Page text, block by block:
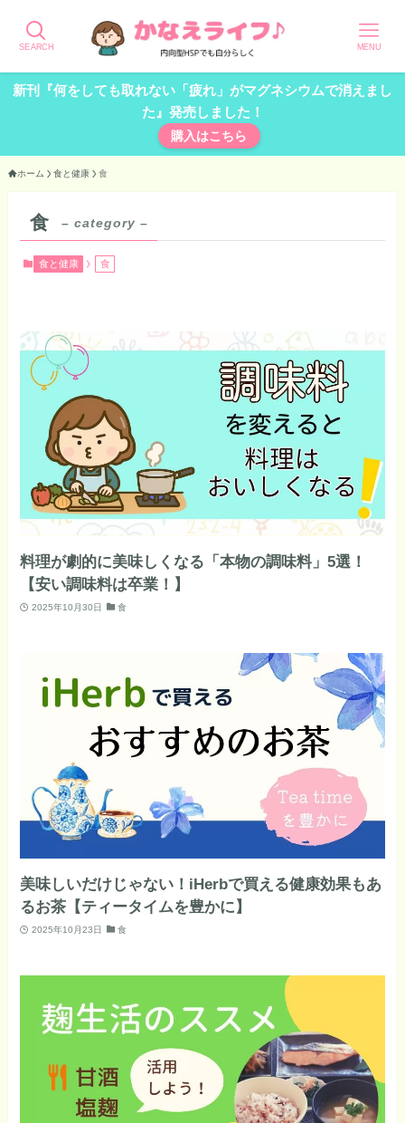
SEARCH MENU
新刊『何をしても取れない「疲れ」がマグネシウムで消えまし
た』発売しました！
購入はこちら
ホーム 食と健康 食
食 – category –
食と健康 食
料理が劇的に美味しくなる「本物の調味料」5選！
【安い調味料は卒業！】
2025年10月30日 食
美味しいだけじゃない！iHerbで買える健康効果もあ
るお茶【ティータイムを豊かに】
2025年10月23日 食